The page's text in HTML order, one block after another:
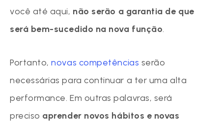
você até aqui, não serão a garantia de que
será bem-sucedido na nova função.
Portanto,novas competências serão
necessárias para continuar a ter uma alta
performance. Em outras palavras, será
preciso aprender novos hábitos e novas